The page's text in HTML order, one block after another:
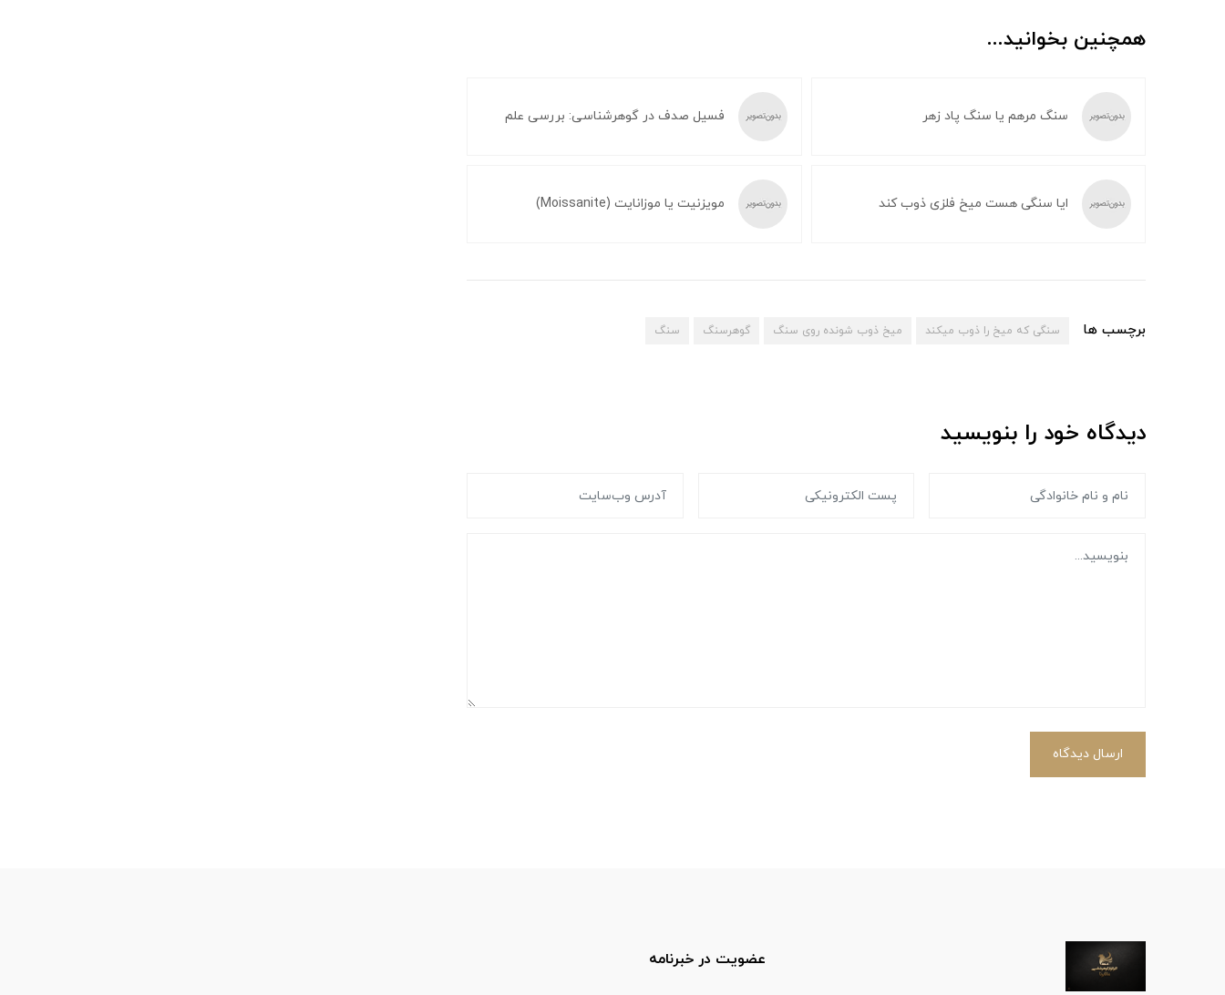
همچنین بخوانید...
سنگ مرهم یا سنگ پاد زهر فسیل صدف در گوهرشناسی: بررسی علم
ایا سنگی هست میخ فلزی ذوب کند مویزنیت یا موزانایت (Moissanite)
برچسب ها سنگی که میخ را ذوب میکند میخ ذوب شونده روی سنگ گوهرسنگ سنگ
دیدگاه خود را بنویسید
ارسال دیدگاه
عضویت در خبرنامه